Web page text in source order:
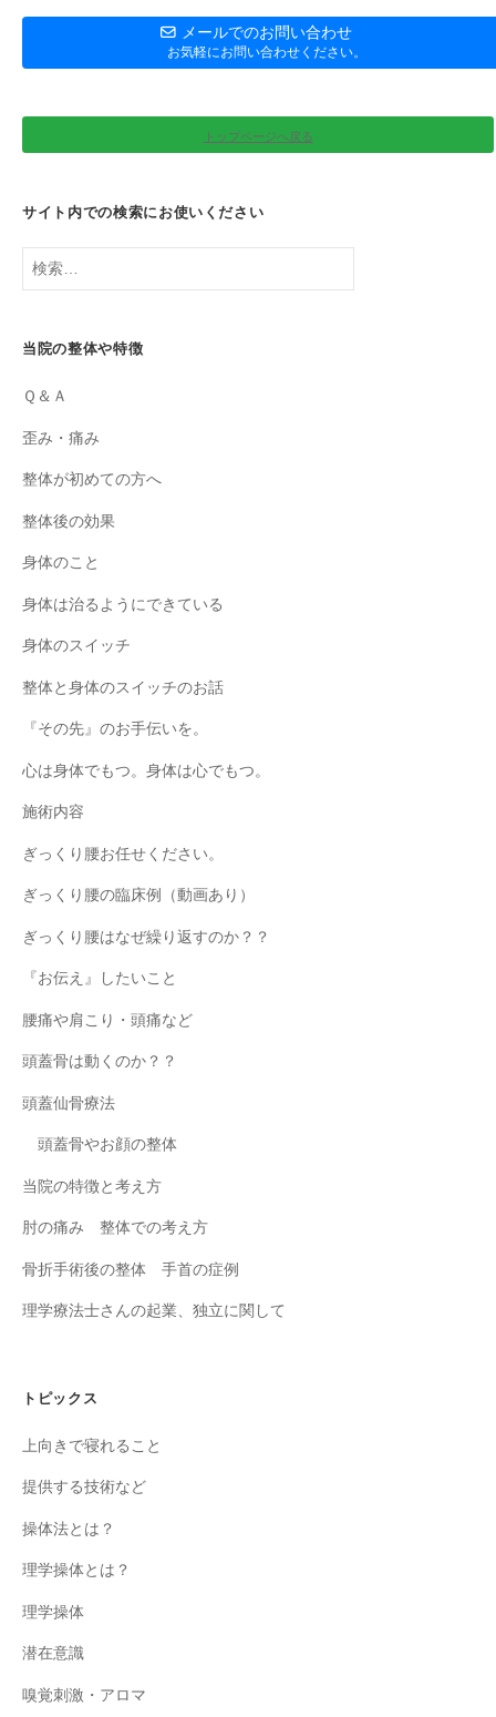
メールでのお問い合わせ
お気軽にお問い合わせください。
トップページへ戻る
サイト内での検索にお使いください
検
当院の整体や特徴
Ｑ＆Ａ
歪み・痛み
整体が初めての方へ
整体後の効果
身体のこと
身体は治るようにできている
身体のスイッチ
整体と身体のスイッチのお話
『その先』のお手伝いを。
心は身体でもつ。身体は心でもつ。
施術内容
ぎっくり腰お任せください。
ぎっくり腰の臨床例（動画あり）
ぎっくり腰はなぜ繰り返すのか？？
『お伝え』したいこと
腰痛や肩こり・頭痛など
頭蓋骨は動くのか？？
頭蓋仙骨療法
頭蓋骨やお顔の整体
当院の特徴と考え方
肘の痛み 整体での考え方
骨折手術後の整体 手首の症例
理学療法士さんの起業、独立に関して
トピックス
上向きで寝れること
提供する技術など
操体法とは？
理学操体とは？
理学操体
潜在意識
嗅覚刺激・アロマ